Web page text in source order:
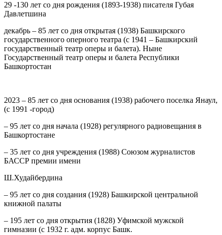
29 -130 лет со дня рождения (1893-1938) писателя Губая
Давлетшина
декабрь – 85 лет со дня открытая (1938) Башкирского
государственного оперного театра (с 1941 – Башкирский
государственный театр оперы и балета). Ныне
Государственный театр оперы и балета Республики
Башкортостан
2023 – 85 лет со дня основания (1938) рабочего поселка Янаул,
(с 1991 -город)
– 95 лет со дня начала (1928) регулярного радиовещания в
Башкортостане
– 35 лет со дня учреждения (1988) Союзом журналистов
БАССР премии имени
Ш.Худайбердина
– 95 лет со дня создания (1928) Башкирской центральной
книжной палаты
– 195 лет со дня открытия (1828) Уфимской мужской
гимназии (с 1932 г. адм. корпус Башк.